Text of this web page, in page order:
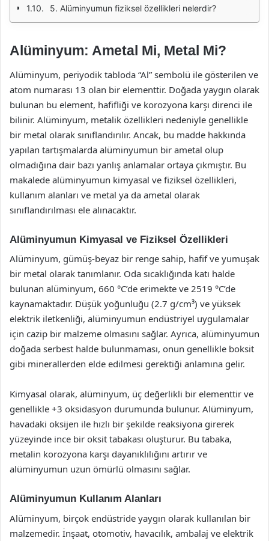
5. Alüminyumun fiziksel özellikleri nelerdir?
Alüminyum: Ametal Mi, Metal Mi?
Alüminyum, periyodik tabloda “Al” sembolü ile gösterilen ve
atom numarası 13 olan bir elementtir. Doğada yaygın olarak
bulunan bu element, hafifliği ve korozyona karşı direnci ile
bilinir. Alüminyum, metalik özellikleri nedeniyle genellikle
bir metal olarak sınıflandırılır. Ancak, bu madde hakkında
yapılan tartışmalarda alüminyumun bir ametal olup
olmadığına dair bazı yanlış anlamalar ortaya çıkmıştır. Bu
makalede alüminyumun kimyasal ve fiziksel özellikleri,
kullanım alanları ve metal ya da ametal olarak
sınıflandırılması ele alınacaktır.
Alüminyumun Kimyasal ve Fiziksel Özellikleri
Alüminyum, gümüş-beyaz bir renge sahip, hafif ve yumuşak
bir metal olarak tanımlanır. Oda sıcaklığında katı halde
bulunan alüminyum, 660 °C’de erimekte ve 2519 °C’de
kaynamaktadır. Düşük yoğunluğu (2.7 g/cm³) ve yüksek
elektrik iletkenliği, alüminyumun endüstriyel uygulamalar
için cazip bir malzeme olmasını sağlar. Ayrıca, alüminyumun
doğada serbest halde bulunmaması, onun genellikle boksit
gibi minerallerden elde edilmesi gerektiği anlamına gelir.
Kimyasal olarak, alüminyum, üç değerlikli bir elementtir ve
genellikle +3 oksidasyon durumunda bulunur. Alüminyum,
havadaki oksijen ile hızlı bir şekilde reaksiyona girerek
yüzeyinde ince bir oksit tabakası oluşturur. Bu tabaka,
metalin korozyona karşı dayanıklılığını artırır ve
alüminyumun uzun ömürlü olmasını sağlar.
Alüminyumun Kullanım Alanları
Alüminyum, birçok endüstride yaygın olarak kullanılan bir
malzemedir. İnşaat, otomotiv, havacılık, ambalaj ve elektrik